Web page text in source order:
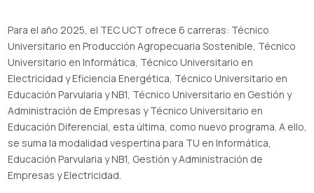
Para el año 2025, el TEC UCT ofrece 6 carreras: Técnico
Universitario en Producción Agropecuaria Sostenible, Técnico
Universitario en Informática, Técnico Universitario en
Electricidad y Eficiencia Energética, Técnico Universitario en
Educación Parvularia y NB1, Técnico Universitario en Gestión y
Administración de Empresas y Técnico Universitario en
Educación Diferencial, esta última, como nuevo programa. A ello,
se suma la modalidad vespertina para TU en Informática,
Educación Parvularia y NB1, Gestión y Administración de
Empresas y Electricidad.